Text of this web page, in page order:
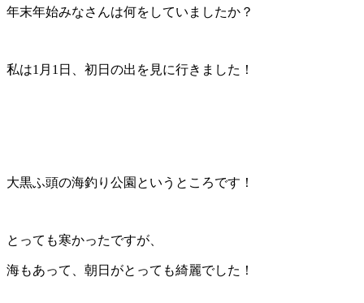
年末年始みなさんは何をしていましたか？
私は1月1日、初日の出を見に行きました！
大黒ふ頭の海釣り公園というところです！
とっても寒かったですが、
海もあって、朝日がとっても綺麗でした！